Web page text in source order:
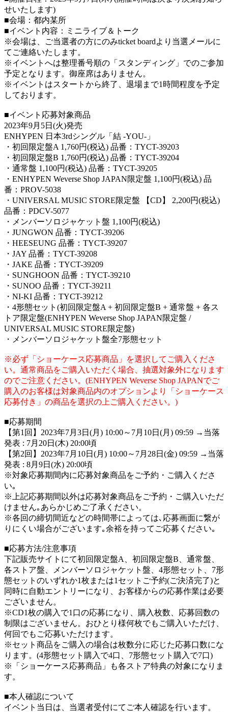
せいたします)
■会場：都内某所
■イベント内容：ミニライブ＆トーク
※会場は、ご当選者の方にのみticket boardより当選メールに
てご連絡いたします。
※イベントへは整理番号順の「スタンディング」でのご参加
予定となります。御座席はありません。
※イベントはスタートから終了、退場まで1時間程度を予定
しております。
■イベント応募対象商品
2023年9月5日(火)発売
ENHYPEN 日本3rdシングル「結 -YOU-」
・初回限定盤A 1,760円(税込) 品番：TYCT-39203
・初回限定盤B 1,760円(税込) 品番：TYCT-39204
・通常盤 1,100円(税込) 品番：TYCT-39205
・ENHYPEN Weverse Shop JAPAN限定盤 1,100円(税込) 品
番：PROV-5038
・UNIVERSAL MUSIC STORE限定盤 【CD】 2,200円(税込)
品番：PDCV-5077
・メンバーソロジャケット盤 1,100円(税込)
・JUNGWON 品番：TYCT-39206
・HEESEUNG 品番：TYCT-39207
・JAY 品番：TYCT-39208
・JAKE 品番：TYCT-39209
・SUNGHOON 品番：TYCT-39210
・SUNOO 品番：TYCT-39211
・NI-KI 品番：TYCT-39212
・4形態セット(初回限定盤A + 初回限定盤B + 通常盤 + 各ス
トア限定盤(ENHYPEN Weverse Shop JAPAN限定盤 /
UNIVERSAL MUSIC STORE限定盤)
・メンバーソロジャケット盤全7形態セット
※必ず「ショーケース応募商品」を選択してご購入くださ
い。通常商品をご購入いただく場合、抽選対象外になります
のでご注意ください。(ENHYPEN Weverse Shop JAPANでご
購入のお客様は対象商品内のオプションより「ショーケース
応募付き」の商品を選択の上ご購入ください。)
■応募期間
【第1回】2023年7月3日(月) 10:00～7月10日(月) 09:59 →当落
発表 : 7月20日(木) 20:00頃
【第2回】2023年7月10日(月) 10:00～7月28日(金) 09:59 →当落
発表 : 8月9日(水) 20:00頃
※対象応募期間内に応募対象商品をご予約・ご購入くださ
い｡
※上記応募期間以外は応募対象商品をご予約・ご購入いただ
けません｡あらかじめご了承ください。
※各回の締切間近などの時間帯によっては､応募画面に繋が
りにくい場合がございます｡余裕を持ってご応募ください｡
■応募方法/注意事項
下記販売サイトにて初回限定盤A、初回限定盤B、通常盤、
各ストア盤、メンバーソロジャケット盤、4形態セット、7形
態セットのいずれか1枚または1セットご予約(ご決済完了)と
同時に自動エントリーになり、お客様からの応募作業は必要
ございません。
※CD1枚の購入で1口の応募になり、購入枚数、応募回数の
制限はございません。おひとり様何枚でもご購入いただけ、
何回でもご応募いただけます。
※セット商品をご購入の場合は枚数分に応じた応募口数にな
ります。(4形態セット購入で4口、7形態セット購入で7口)
※「ショーケース応募商品」も各ストア特典の対象になりま
す。
■本人確認について
イベント当日は、当選者受付にてご本人確認を行います。